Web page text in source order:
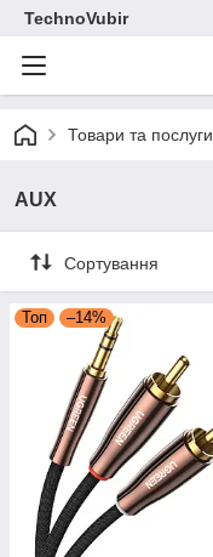
TechnoVubir
Товари та послуги
AUX
Сортування
Топ –14%